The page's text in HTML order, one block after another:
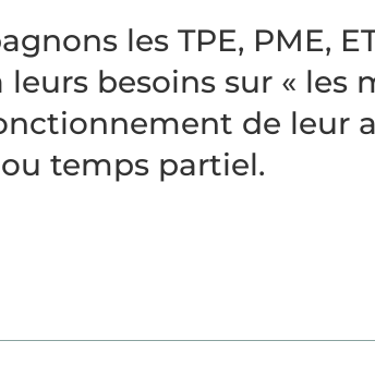
les TPE, PME,
besoins sur « les
de leur
temps partiel.